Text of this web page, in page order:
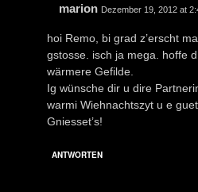
marion Dezember 19, 2012 at
hoi Remo, bi grad z’erscht
gstosse. isch ja mega. hoffe
wärmere Gefilde.
Ig wünsche dir u dire
warmi Wiehnachtszyt u e
Gniesset’s!
ANTWORTEN